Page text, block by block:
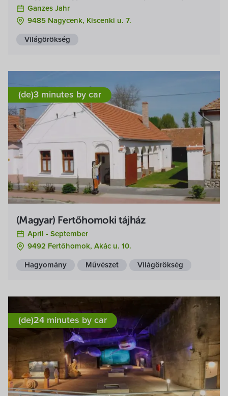
Ganzes Jahr
9485 Nagycenk, Kiscenki u. 7.
Világörökség
(de)3 minutes by car
(Magyar) Fertőhomoki tájház
April - September
9492 Fertőhomok, Akác u. 10.
Hagyomány Művészet Világörökség
(de)24 minutes by car